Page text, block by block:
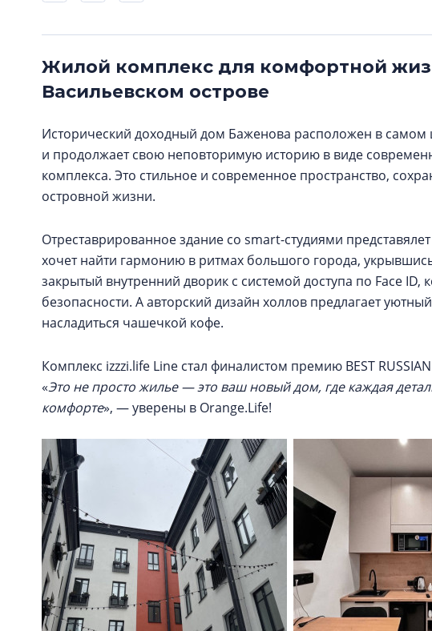
Жилой комплекс для комфортной
Васильевском острове
Исторический доходный дом Баженова расположен в самом
и продолжает свою неповторимую историю в виде
комплекса. Это стильное и современное пространство,
островной жизни.
Отреставрированное здание со smart-студиями
хочет найти гармонию в ритмах большого города,
закрытый внутренний дворик с системой доступа по Face
безопасности. А авторский дизайн холлов предлагает
насладиться чашечкой кофе.
Комплекс izzzi.life Line стал финалистом премию BEST
«Это не просто жилье — это ваш новый дом, где каждая
комфорте», — уверены в Orange.Life!